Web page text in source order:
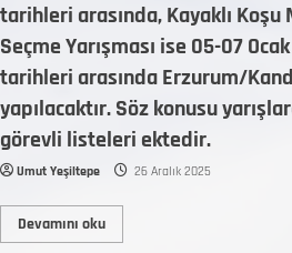
tarihleri arasında, Kayaklı Koşu
Seçme Yarışması ise 05-07
tarihleri arasında Erzurum/
yapılacaktır. Söz konusu
görevli listeleri ektedir.
Umut Yeşiltepe 26 Aralık 2025
Devamını oku